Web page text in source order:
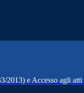
2013) e Accesso agli